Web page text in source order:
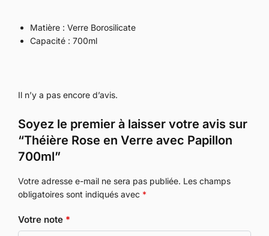
Matière : Verre Borosilicate
Capacité : 700ml
Il n’y a pas encore d’avis.
Soyez le premier à laisser votre avis sur
“Théière Rose en Verre avec Papillon
700ml”
Votre adresse e-mail ne sera pas publiée. Les champs
obligatoires sont indiqués avec *
Votre note *